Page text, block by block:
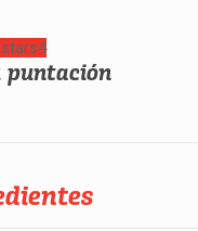
4
puntación